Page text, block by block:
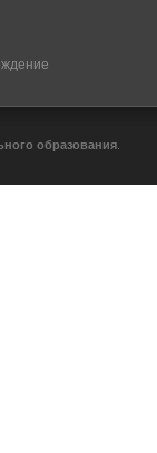
образования